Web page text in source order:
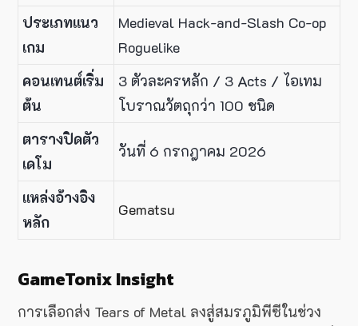
ประเภทแนว
เกม
Medieval Hack-and-Slash Co-op
Roguelike
คอนเทนต์เริ่ม
ต้น
3 ตัวละครหลัก / 3 Acts / ไอเทม
โบราณวัตถุกว่า 100 ชนิด
ตารางปิดตัว
เดโม
วันที่ 6 กรกฎาคม 2026
แหล่งอ้างอิง
หลัก
Gematsu
GameTonix Insight
การเลือกส่ง Tears of Metal ลงสู่สมรภูมิพีซีในช่วง